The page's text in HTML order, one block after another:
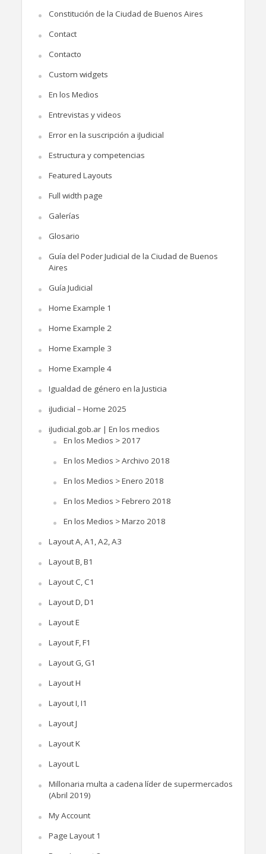
Constitución de la Ciudad de Buenos Aires
Contact
Contacto
Custom widgets
En los Medios
Entrevistas y videos
Error en la suscripción a iJudicial
Estructura y competencias
Featured Layouts
Full width page
Galerías
Glosario
Guía del Poder Judicial de la Ciudad de Buenos
Aires
Guía Judicial
Home Example 1
Home Example 2
Home Example 3
Home Example 4
Igualdad de género en la Justicia
iJudicial – Home 2025
iJudicial.gob.ar | En los medios
En los Medios > 2017
En los Medios > Archivo 2018
En los Medios > Enero 2018
En los Medios > Febrero 2018
En los Medios > Marzo 2018
Layout A, A1, A2, A3
Layout B, B1
Layout C, C1
Layout D, D1
Layout E
Layout F, F1
Layout G, G1
Layout H
Layout I, I1
Layout J
Layout K
Layout L
Millonaria multa a cadena líder de supermercados
(Abril 2019)
My Account
Page Layout 1